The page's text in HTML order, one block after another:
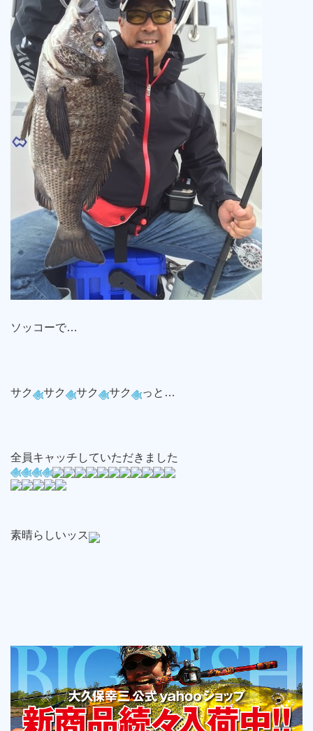
ソッコーで…
サク サク サク サク っと…
全員キャッチしていただきました
素晴らしいッス